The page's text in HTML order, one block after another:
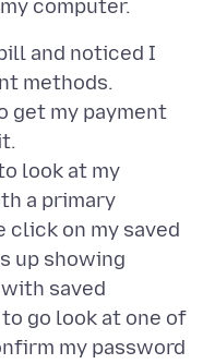
and noticed I
methods.
get my payment
look at my
a primary
click on my saved
up showing
saved
go look at one of
my password